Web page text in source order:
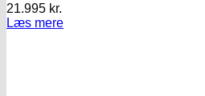
21.995 kr.
Læs mere